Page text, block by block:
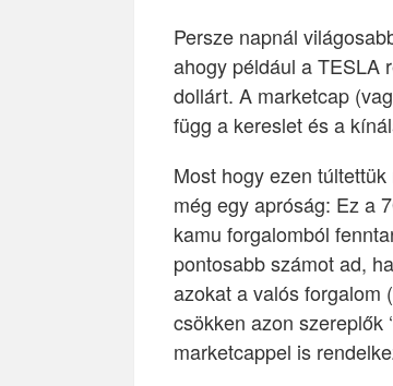
Persze napnál
ahogy például a TESLA
dollárt. A marketcap
függ a kereslet és a
Most hogy ezen
még egy apróság: Ez a
kamu forgalomból
pontosabb számot ad,
azokat a valós forgalom
csökken azon szereplők
marketcappel is